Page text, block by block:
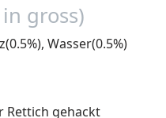
gross)
Wasser(0.5%)
Rettich gehackt